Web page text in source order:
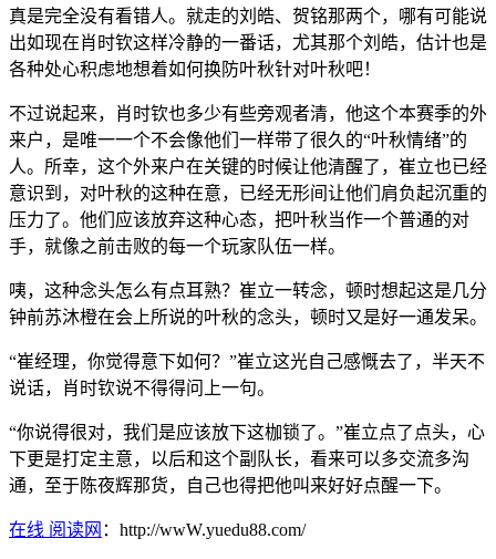
真是完全没有看错人。就走的刘皓、贺铭那两个，哪有可能说
出如现在肖时钦这样冷静的一番话，尤其那个刘皓，估计也是
各种处心积虑地想着如何换防叶秋针对叶秋吧！
不过说起来，肖时钦也多少有些旁观者清，他这个本赛季的外
来户，是唯一一个不会像他们一样带了很久的“叶秋情绪”的
人。所幸，这个外来户在关键的时候让他清醒了，崔立也已经
意识到，对叶秋的这种在意，已经无形间让他们肩负起沉重的
压力了。他们应该放弃这种心态，把叶秋当作一个普通的对
手，就像之前击败的每一个玩家队伍一样。
咦，这种念头怎么有点耳熟？崔立一转念，顿时想起这是几分
钟前苏沐橙在会上所说的叶秋的念头，顿时又是好一通发呆。
“崔经理，你觉得意下如何？”崔立这光自己感慨去了，半天不
说话，肖时钦说不得得问上一句。
“你说得很对，我们是应该放下这枷锁了。”崔立点了点头，心
下更是打定主意，以后和这个副队长，看来可以多交流多沟
通，至于陈夜辉那货，自己也得把他叫来好好点醒一下。
在线 阅读网 ：http://wwW.yuedu88.com/